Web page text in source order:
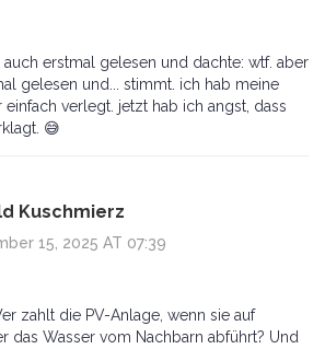
erstmal gelesen und dachte: wtf. aber
gelesen und... stimmt. ich hab meine
verlegt. jetzt hab ich angst, dass
😅
Kuschmierz
15, 2025 AT 07:39
zahlt die PV-Anlage, wenn sie auf
das Wasser vom Nachbarn abführt? Und